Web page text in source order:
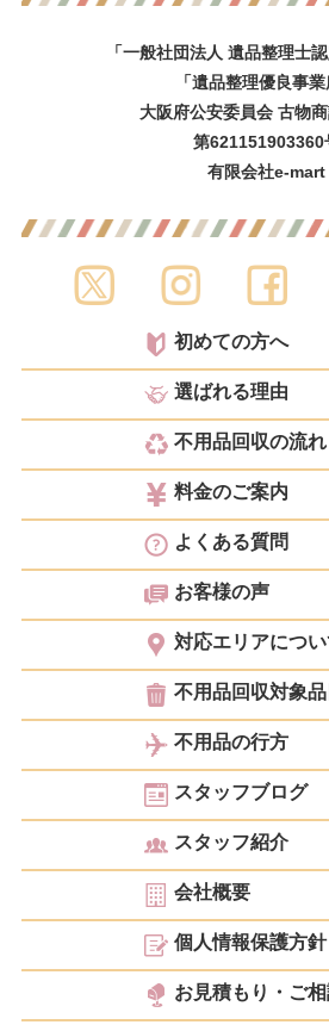
「一般社団法人 遺品整理士
「遺品整理優良事業
大阪府公安委員会 古物
第621151903360
有限会社e-mart
初めての方へ
選ばれる理由
不用品回収の流れ
料金のご案内
よくある質問
お客様の声
対応エリアについ
不用品回収対象品
不用品の行方
スタッフブログ
スタッフ紹介
会社概要
個人情報保護方針
お見積もり・ご